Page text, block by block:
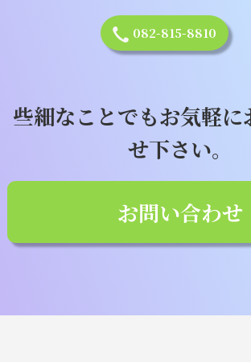
082-815-8810
些細なことでもお気軽に
せ下さい。
お問い合わせ